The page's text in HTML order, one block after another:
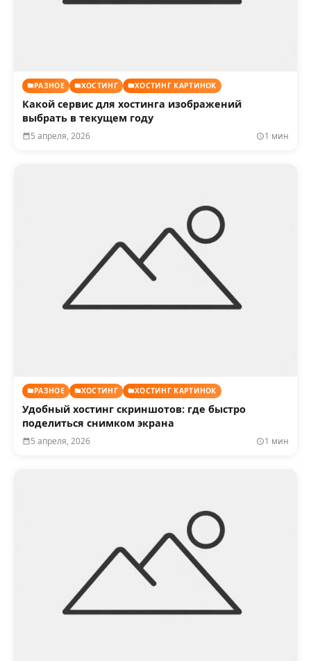
РАЗНОЕ ХОСТИНГ ХОСТИНГ КАРТИНОК
Какой сервис для хостинга изображений
выбрать в текущем году
5 апреля, 2026 1 мин
РАЗНОЕ ХОСТИНГ ХОСТИНГ КАРТИНОК
Удобный хостинг скриншотов: где быстро
поделиться снимком экрана
5 апреля, 2026 1 мин